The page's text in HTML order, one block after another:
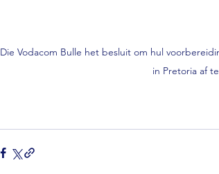
Die Vodacom Bulle het besluit om hul
in Pretoria af